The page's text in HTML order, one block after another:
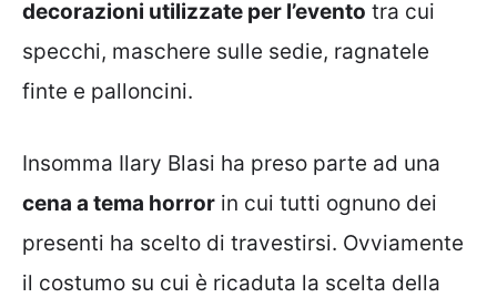
decorazioni utilizzate per l’evento tra cui
specchi, maschere sulle sedie, ragnatele
finte e palloncini.
Insomma Ilary Blasi ha preso parte ad una
cena a tema horror in cui tutti ognuno dei
presenti ha scelto di travestirsi. Ovviamente
il costumo su cui è ricaduta la scelta della